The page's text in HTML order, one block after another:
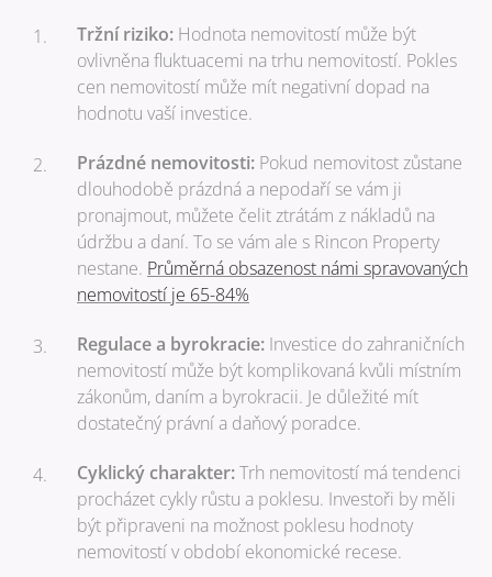
Tržní riziko: Hodnota nemovitostí může být
ovlivněna fluktuacemi na trhu nemovitostí. Pokles
cen nemovitostí může mít negativní dopad na
hodnotu vaší investice.
Prázdné nemovitosti: Pokud nemovitost zůstane
dlouhodobě prázdná a nepodaří se vám ji
pronajmout, můžete čelit ztrátám z nákladů na
údržbu a daní. To se vám ale s Rincon Property
nestane. Průměrná obsazenost námi spravovaných
nemovitostí je 65-84%
Regulace a byrokracie: Investice do zahraničních
nemovitostí může být komplikovaná kvůli místním
zákonům, daním a byrokracii. Je důležité mít
dostatečný právní a daňový poradce.
Cyklický charakter:Trh nemovitostí má tendenci
procházet cykly růstu a poklesu. Investoři by měli
být připraveni na možnost poklesu hodnoty
nemovitostí v období ekonomické recese.